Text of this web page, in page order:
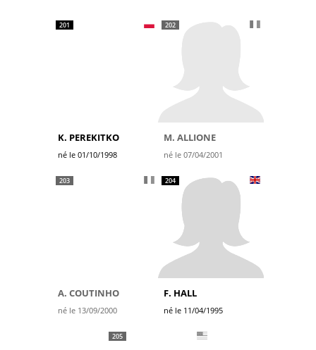
201
K. PEREKITKO
né le 01/10/1998
202
M. ALLIONE
né le 07/04/2001
203
A. COUTINHO
né le 13/09/2000
204
F. HALL
né le 11/04/1995
205